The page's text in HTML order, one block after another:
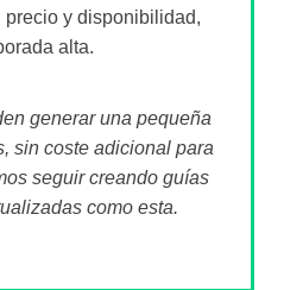
precio y disponibilidad,
alta.
generar una pequeña
sin coste adicional para
seguir creando guías
como esta.